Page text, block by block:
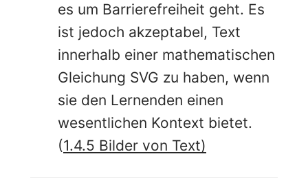
es um Barrierefreiheit geht. Es
ist jedoch akzeptabel, Text
innerhalb einer mathematischen
Gleichung SVG zu haben, wenn
sie den Lernenden einen
wesentlichen Kontext bietet.
(1.4.5 Bilder von Text)